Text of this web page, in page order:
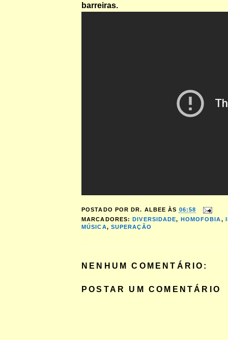
barreiras.
POSTADO POR DR. ALBEE ÀS 06:58
MARCADORES:DIVERSIDADE, HOMOFOBIA,
MÚSICA, SUPERAÇÃO
NENHUM COMENTÁRIO:
POSTAR UM COMENTÁRIO